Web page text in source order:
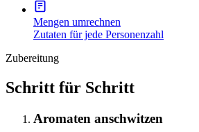
Mengen umrechnen
Zutaten für jede Personenzahl
Zubereitung
Schritt für Schritt
Aromaten anschwitzen